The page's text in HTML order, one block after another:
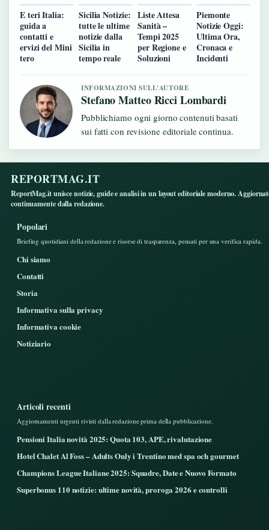
E teri Italia:
guida a
contatti e
ervizi del Mini
tero
Sicilia Notizie:
tutte le ultime
notizie dalla
Sicilia in
tempo reale
Liste Attesa
Sanità –
Tempi 2025
per Regione e
Soluzioni
Piemonte
Notizie Oggi:
Ultima Ora,
Cronaca e
Incidenti
INFORMAZIONI SULL'AUTORE
Stefano Matteo Ricci Lombardi
Pubblichiamo ogni giorno contenuti basati
sui fatti con revisione editoriale continua.
REPORTMAG.IT
ReportMag.it unisce notizie, guide e analisi in un layout editoriale moderno.
continuamente dalla redazione.
Popolari
Briefing quotidiani della redazione e risorse di trasparenza, pensati per una verifica rapida.
Chi siamo
Contatti
Storia
Informativa sulla privacy
Informativa cookie
Notiziario
Articoli recenti
Aggiornamenti urgenti rivisti dalla redazione prima della pubblicazione.
Pensioni Italia novità 2025: Quota 103, APE, rivalutazione
Hotel Chalet Al Foss – Adults Only i Trentino med spa och gourmet
Champions League Italiane 2025: Squadre, Date e Nuovo Formato
Superbonus 110 notizie: ultime novità, proroga 2026 e controlli